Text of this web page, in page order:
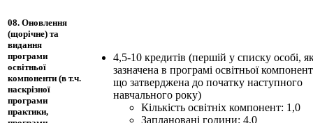
08. Оновлення
(щорічне) та
видання
програми
освітньої
компоненти (в т.ч.
наскрізної
програми
практики,
4,5-10 кредитів (першій у списку особі,
зазначена в програмі освітньої
що затверджена до початку наступного
навчального року)
Кількість освітніх компонент: 1,0
Заплановані години: 4,0